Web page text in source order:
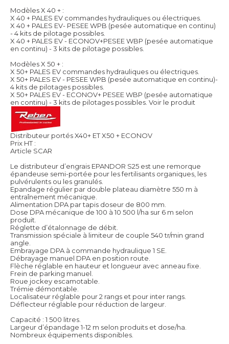
Modèles X 40 + :
X 40 + PALES EV commandes hydrauliques ou électriques.
X 40 + PALES EV- PESEE WPB (pesée automatique en continu)
- 4 kits de pilotage possibles.
X 40 + PALES EV - ECONOV+PESEE WBP (pesée automatique
en continu) - 3 kits de pilotage possibles.
Modèles X 50 + :
X 50+ PALES EV commandes hydrauliques ou électriques.
X 50+ PALES EV - PESEE WPB (pesée automatique en continu)-
4 kits de pilotages possibles.
X 50+ PALES EV - ECONOV+ PESEE WBP (pesée automatique
en continu) - 3 kits de pilotages possibles. Voir le produit
Distributeur portés X40+ ET X50 + ECONOV
Prix HT :
Article SCAR
Le distributeur d’engrais EPANDOR S25 est une remorque
épandeuse semi-portée pour les fertilisants organiques, les
pulvérulents ou les granulés.
Epandage régulier par double plateau diamètre 550 m à
entraînement mécanique.
Alimentation DPA par tapis doseur de 800 mm.
Dose DPA mécanique de 100 à 10 500 l/ha sur 6 m selon
produit.
Réglette d’étalonnage de débit.
Transmission spéciale à limiteur de couple 540 tr/min grand
angle.
Embrayage DPA à commande hydraulique 1 SE.
Débrayage manuel DPA en position route.
Flèche réglable en hauteur et longueur avec anneau fixe.
Frein de parking manuel.
Roue jockey escamotable.
Trémie démontable.
Localisateur réglable pour 2 rangs et pour inter rangs.
Déflecteur réglable pour réduction de largeur.
Capacité : 1 500 litres.
Largeur d’épandage 1-12 m selon produits et dose/ha.
Nombreux équipements disponibles.